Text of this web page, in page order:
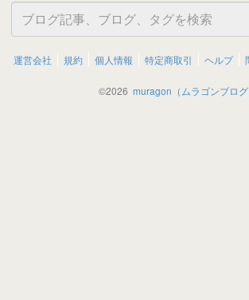
運営会社 規約 個人情報 特定商取引 ヘルプ
©2026 muragon（ムラゴンブログ